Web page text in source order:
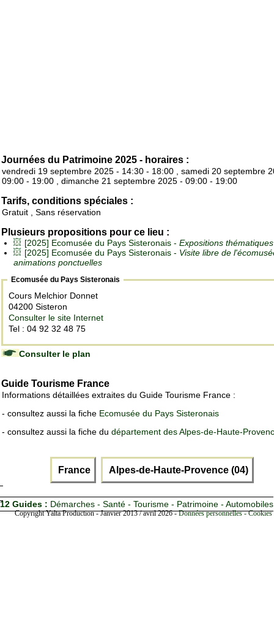
Journées du Patrimoine 2025 - horaires :
vendredi 19 septembre 2025 - 14:30 - 18:00 , samedi 20 septembre
09:00 - 19:00 , dimanche 21 septembre 2025 - 09:00 - 19:00
Tarifs, conditions spéciales :
Gratuit , Sans réservation
Plusieurs propositions pour ce lieu :
[2025] Ecomusée du Pays Sisteronais - Expositions thématiques
[2025] Ecomusée du Pays Sisteronais - Visite libre de
animations ponctuelles
Ecomusée du Pays Sisteronais
Cours Melchior Donnet
04200 Sisteron
Consulter le site Internet
Tel : 04 92 32 48 75
Consulter le plan
Guide Tourisme France
Informations détaillées extraites du Guide Tourisme France :
- consultez aussi la fiche Ecomusée du Pays Sisteronais
- consultez aussi la fiche du département des Alpes-de-Haute-
France Alpes-de-Haute-Provence (04)
12 Guides : Démarches - Santé - Tourisme - Patrimoine - Automobiles
Copyright Yalta Production - Janvier 2013 / avril 2026 -Données personnelles -